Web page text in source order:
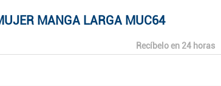
MANGA LARGA MUC64
Recíbelo en 24 horas